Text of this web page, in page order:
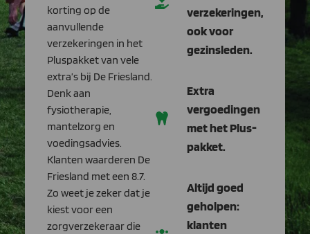
korting op de
aanvullende
verzekeringen in het
Pluspakket van vele
extra’s bij De Friesland.
Denk aan
fysiotherapie,
mantelzorg en
voedingsadvies.
Klanten waarderen De
Friesland met een 8.7.
Zo weet je zeker dat je
kiest voor een
zorgverzekeraar die
verzekeringen,
ook voor
gezinsleden.
Extra
vergoedingen
met het Plus-
pakket.
Altijd goed
geholpen:
klanten